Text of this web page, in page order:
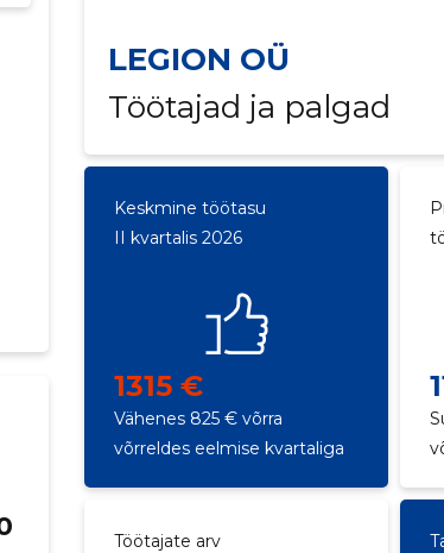
LEGION OÜ
Töötajad ja palgad
Keskmine töötasu
II kvartalis 2026
1315 €
Vähenes 825 € võrra
võrreldes eelmise kvartaliga
Töötajate arv